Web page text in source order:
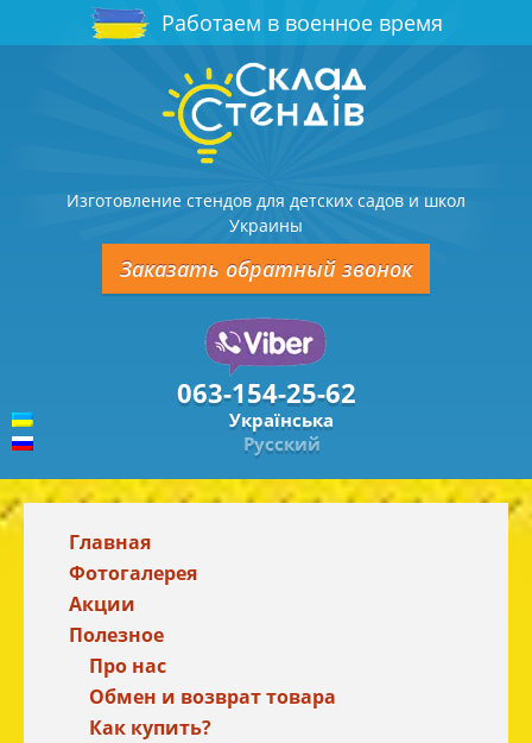
Работаем в военное время
Изготовление стендов для детских садов и школ
Украины
Заказать обратный звонок
063-154-25-62
Українська
Русский
Главная
Фотогалерея
Акции
Полезное
Про нас
Обмен и возврат товара
Как купить?